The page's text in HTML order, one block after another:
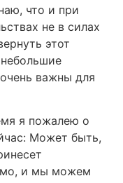
что и при
не в силах
этот
важны для
я пожалею о
Может быть,
и мы можем